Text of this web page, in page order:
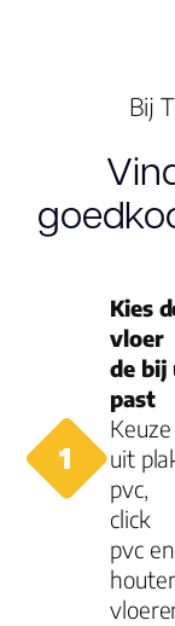
Bij
Kies
vloer
de bij
past
Keuze
uit
pvc,
click
pvc en